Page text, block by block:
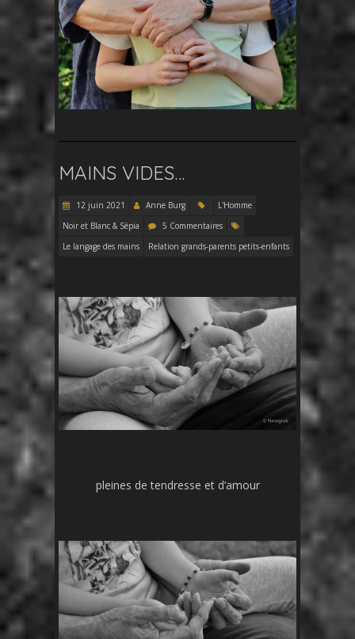
MAINS VIDES…
12 juin 2021 Anne Burg
L'Homme
Noir et Blanc & Sépia
5 Commentaires
Le langage des mains
Relation grands-parents petits-enfants
pleines de tendresse et d’amour